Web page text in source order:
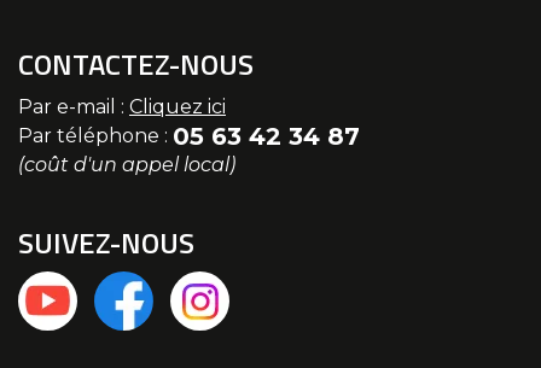
CONTACTEZ-NOUS
Par e-mail : Cliquez ici
Par téléphone : 05 63 42 34 87
(coût d'un appel local)
SUIVEZ-NOUS